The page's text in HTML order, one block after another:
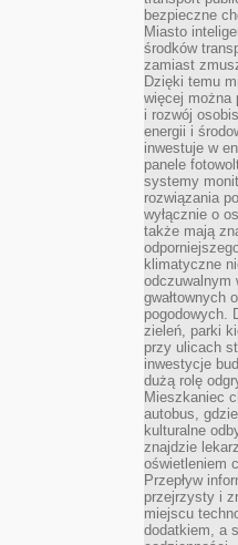
bezpieczne
Miasto
środków
zamiast
Dzięki temu
więcej można
i rozwój
energii i
inwestuje w
panele
systemy
rozwiązania
wyłącznie o
także mają
klimatyczne
odczuwalnym
gwałtownych
pogodowych.
zieleń, parki
przy ulicach
inwestycje
dużą rolę
Mieszkaniec
autobus,
kulturalne
znajdzie
oświetleniem
Przepływ
przejrzysty i
miejscu
dodatkiem, a